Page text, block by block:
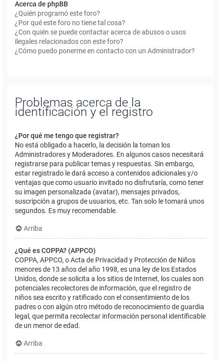
Acerca de phpBB
¿Quién programó este foro?
¿Por qué este foro no tiene tal cosa?
¿Con quién se puede contactar acerca de abusos o usos
ilegales relacionados con este foro?
¿Cómo puedo ponerme en contacto con un Administrador?
Problemas acerca de la
identificación y el registro
¿Por qué me tengo que registrar?
No está obligado a hacerlo, la decisión la toman los
Administradores y Moderadores. En algunos casos necesitará
registrarse para publicar temas y respuestas. Sin embargo,
estar registrado le dará acceso a contenidos adicionales y/o
ventajas que como usuario invitado no disfrutaría, como tener
su imagen personalizada (avatar), mensajes privados,
suscripción a grupos de usuarios, etc. Tan solo le tomará unos
segundos. Es muy recomendable.
Arriba
¿Qué es COPPA? (APPCO)
COPPA, APPCO, o Acta de Privacidad y Protección de Niños
menores de 13 años del año 1998, es una ley de los Estados
Unidos, donde se solicita a los sitios de Internet, los cuales son
potenciales recolectores de información, que el registro de
niños sea escrito y ratificado con el consentimiento de los
padres o con algún otro método de reconocimiento de guardia
legal, que permita recolectar información personal identificable
de un menor de edad.
Arriba